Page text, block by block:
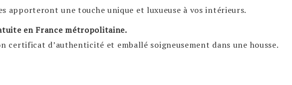
apporteront une touche unique et luxueuse à vos intérieurs.
en France métropolitaine.
certificat d’authenticité et emballé soigneusement dans une housse.